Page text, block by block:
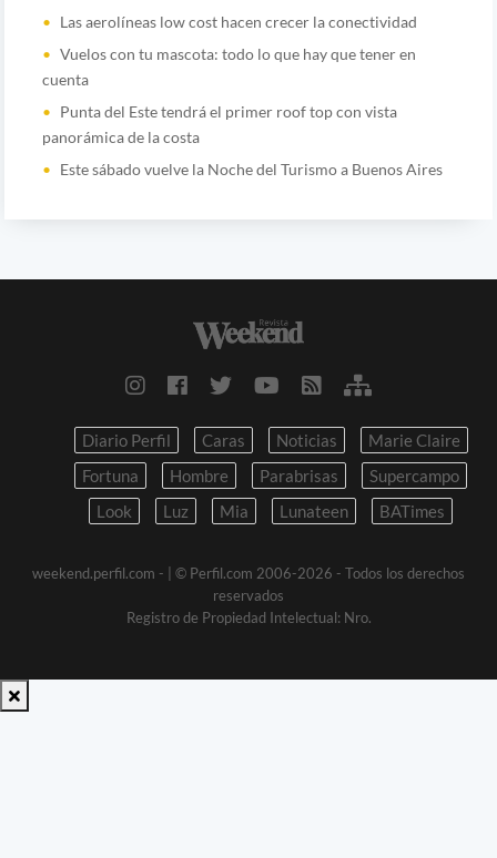
Las aerolíneas low cost hacen crecer la conectividad
Vuelos con tu mascota: todo lo que hay que tener en
cuenta
Punta del Este tendrá el primer roof top con vista
panorámica de la costa
Este sábado vuelve la Noche del Turismo a Buenos Aires
Diario Perfil Caras Noticias
Marie Claire
Fortuna
Hombre Parabrisas
Supercampo
Look
Luz Mia Lunateen BATimes
weekend.perfil.com -
| © Perfil.com 2006-2026 - Todos los derechos
reservados
Registro de Propiedad Intelectual: Nro.